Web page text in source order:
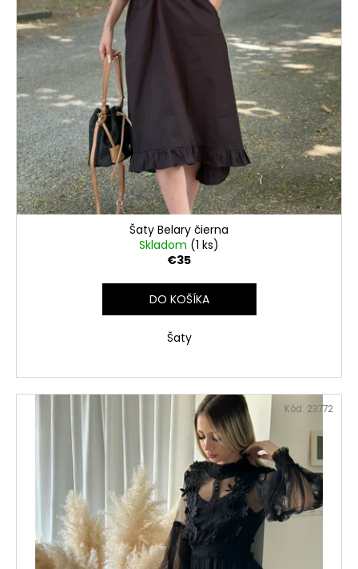
t
o
v
Šaty Belary čierna
Skladom (1 ks)
€35
DO KOŠÍKA
Šaty
Kód: 23772